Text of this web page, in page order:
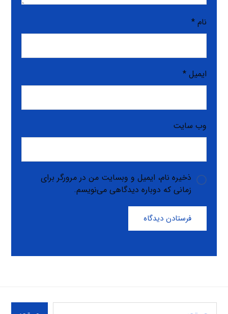
نام*
ایمیل*
وب‌ سایت
ذخیره نام، ایمیل و وبسایت من در مرورگر برای
زمانی که دوباره دیدگاهی می‌نویسم.
فرستادن دیدگاه